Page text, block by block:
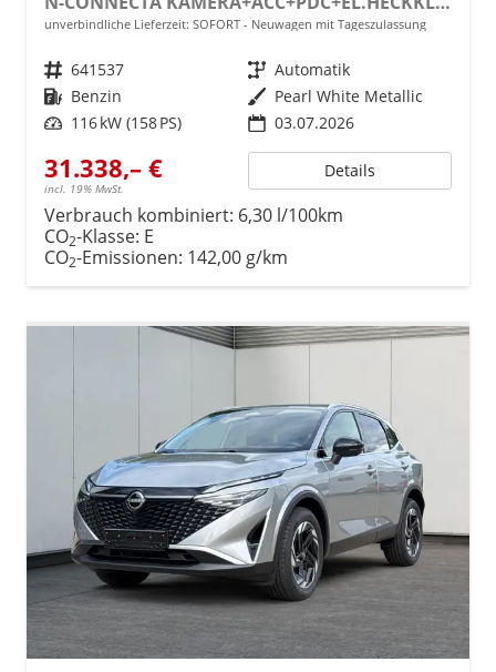
unverbindliche Lieferzeit: SOFORT Neuwagen mit Tageszulassung
Fahrzeugnr. 641537 Getriebe Automatik
Kraftstoff Benzin Außenfarbe Pearl White Metallic
Leistung 116 kW (158 PS) 03.07.2026
31.338,– €
incl. 19% MwSt.
Details
Verbrauch kombiniert: 6,30 l/100km
CO2-Klasse: E
CO2-Emissionen: 142,00 g/km